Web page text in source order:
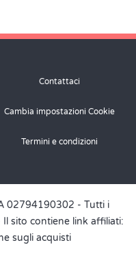
Contattaci
Cambia impostazioni Cookie
Termini e condizioni
02794190302 - Tutti i
Il sito contiene link affiliati:
sugli acquisti